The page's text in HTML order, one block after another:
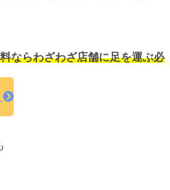
ならわざわざ店舗に足を運ぶ必